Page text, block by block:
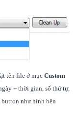
tên file ở mục Custom
+ thời gian, số thứ tự,
như hình bên